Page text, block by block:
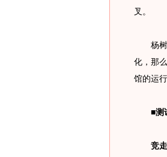
叉。
杨树安
化，那
馆的运
■测试
竞走